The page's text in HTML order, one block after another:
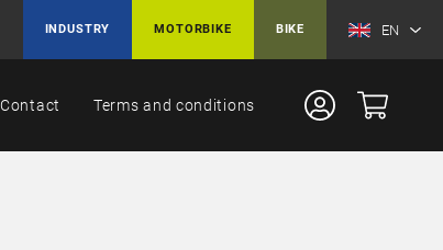
INDUSTRY MOTORBIKE BIKE EN
Contact Terms and conditions